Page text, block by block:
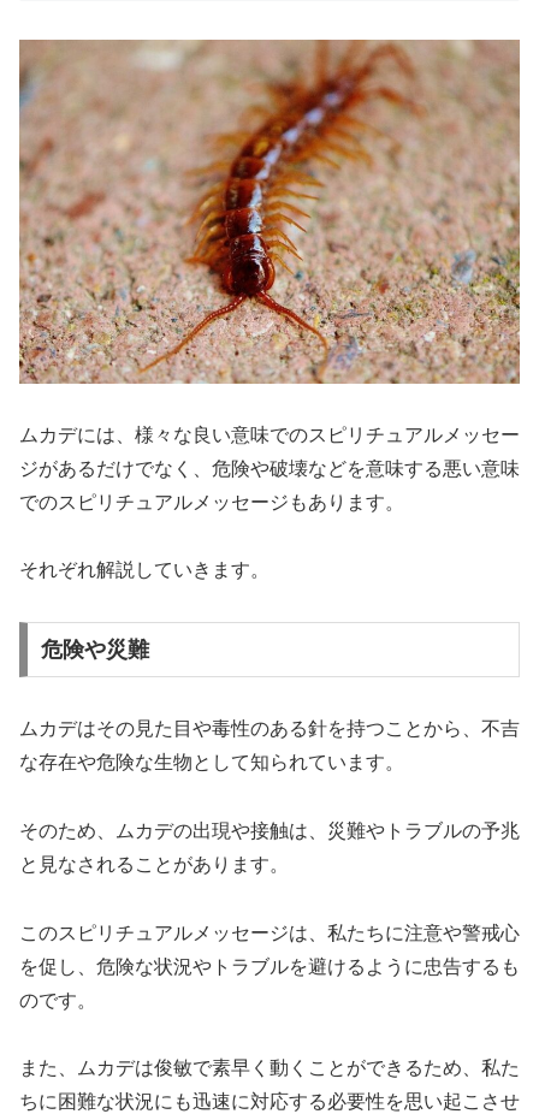
ムカデには、様々な良い意味でのスピリチュアルメッセー
ジがあるだけでなく、危険や破壊などを意味する悪い意味
でのスピリチュアルメッセージもあります。
それぞれ解説していきます。
危険や災難
ムカデはその見た目や毒性のある針を持つことから、不吉
な存在や危険な生物として知られています。
そのため、
ムカデの出現や接触は、災難やトラブルの予兆
と見なされることがあります。
このスピリチュアルメッセージは、私たちに注意や警戒心
を促し、危険な状況やトラブルを避けるように忠告するも
のです。
また、ムカデは俊敏で素早く動くことができるため、私た
ちに困難な状況にも迅速に対応する必要性を思い起こさせ